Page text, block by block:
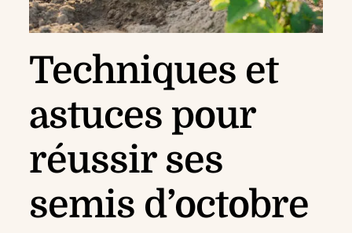
Techniques et
astuces pour
réussir ses
semis d’octobre